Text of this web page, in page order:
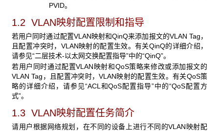
PVID。
1.2 VLAN映射配置限制和指导
若用户同时通过配置VLAN映射和QinQ来添加报文的VLAN Tag，
且配置冲突时，VLAN映射的配置生效。有关QinQ的详细介绍，
请参见“二层技术-以太网交换配置指导”中的“QinQ”。
若用户同时通过配置VLAN映射和QoS策略来修改或添加报文的
VLAN Tag，且配置冲突时，VLAN映射的配置生效。有关QoS策
略的详细介绍，请参见“ACL和QoS配置指导”中的“QoS配置方
式”。
1.3 VLAN映射配置任务简介
请用户根据网络规划，在不同的设备上进行不同的VLAN映射配